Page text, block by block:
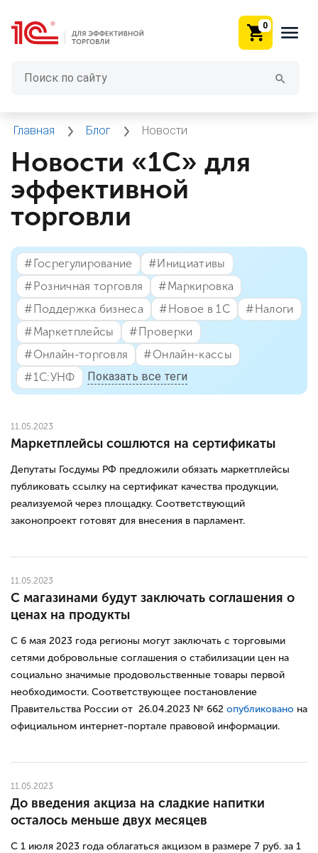
0
Главная Блог Новости
Новости «1С» для
эффективной
торговли
#⁣Госрегулирование
#⁣Инициативы
#⁣Розничная торговля
#⁣Маркировка
#⁣Поддержка бизнеса
#⁣Новое в 1С
#⁣Налоги
#⁣Маркетплейсы
#⁣Проверки
#⁣Онлайн-торговля
#⁣Онлайн-кассы
#⁣1С:УНФ
Показать все теги
11.05.2023
Маркетплейсы сошлются на сертификаты
Депутаты Госдумы РФ предложили обязать маркетплейсы
публиковать ссылку на сертификат качества продукции,
реализуемой через площадку. Соответствующий
законопроект готовят для внесения в парламент.
11.05.2023
С магазинами будут заключать соглашения о
ценах на продукты
С 6 мая 2023 года регионы могут заключать с торговыми
сетями добровольные соглашения о стабилизации цен на
социально значимые продовольственные товары первой
необходимости. Соответствующее постановление
Правительства России от 26.04.2023 № 662 опубликовано на
официальном интернет-портале правовой информации.
11.05.2023
До введения акциза на сладкие напитки
осталось меньше двух месяцев
С 1 июля 2023 года облагаться акцизом в размере 7 руб. за 1